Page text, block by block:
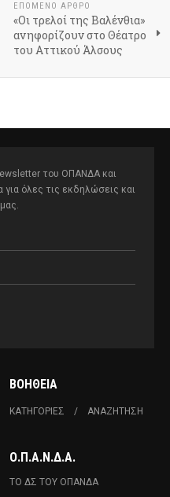
ΕΠΌΜΕΝΟ ΆΡΘΡΟ
«Οι τρελοί της Βαλένθια»
ανηφορίζουν στο Θέατρο
του Αττικού Άλσους
του ΟΠΑΝΔΑ και
όλες τις εκδηλώσεις και
ΒΟΉΘΕΙΑ
ΚΑΤΗΓΟΡΊΕΣ ΑΝΑΖΉΤΗΣΗ
Ο.Π.Α.Ν.Δ.Α.
ΤΟ ΔΣ ΤΟΥ ΟΠΑΝΔΑ